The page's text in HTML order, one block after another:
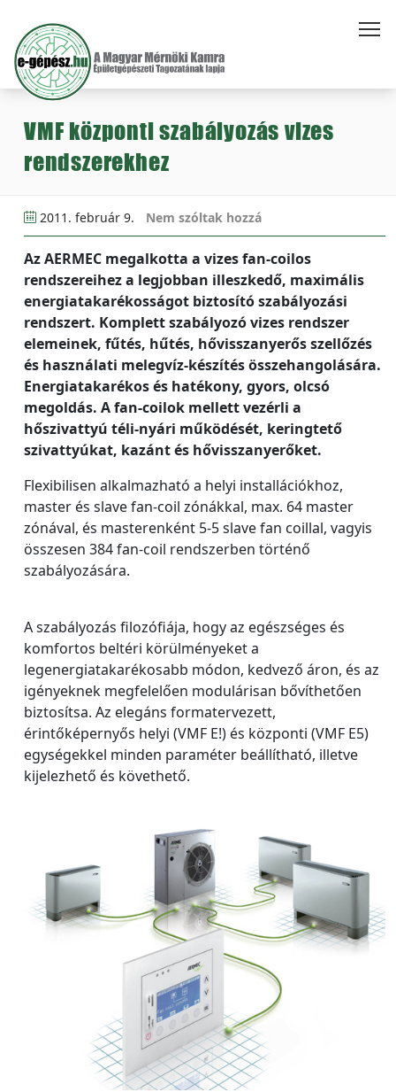
VMF központi szabályozás vizes
rendszerekhez
2011. február 9. Nem szóltak hozzá
Az AERMEC megalkotta a vizes fan-coilos
rendszereihez a legjobban illeszkedő, maximális
energiatakarékosságot biztosító szabályozási
rendszert. Komplett szabályozó vizes rendszer
elemeinek, fűtés, hűtés, hővisszanyerős szellőzés
és használati melegvíz-készítés összehangolására.
Energiatakarékos és hatékony, gyors, olcsó
megoldás. A fan-coilok mellett vezérli a
hőszivattyú téli-nyári működését, keringtető
szivattyúkat, kazánt és hővisszanyerőket.
Flexibilisen alkalmazható a helyi installációkhoz,
master és slave fan-coil zónákkal, max. 64 master
zónával, és masterenként 5-5 slave fan coillal, vagyis
összesen 384 fan-coil rendszerben történő
szabályozására.
A szabályozás filozófiája, hogy az egészséges és
komfortos beltéri körülményeket a
legenergiatakarékosabb módon, kedvező áron, és az
igényeknek megfelelően modulárisan bővíthetően
biztosítsa. Az elegáns formatervezett,
érintőképernyős helyi (VMF E!) és központi (VMF E5)
egységekkel minden paraméter beállítható, illetve
kijelezhető és követhető.